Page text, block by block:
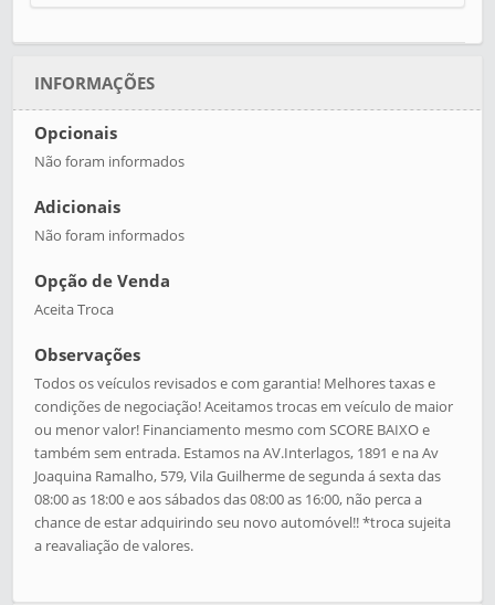
INFORMAÇÕES
Opcionais
Não foram informados
Adicionais
Não foram informados
Opção de Venda
Aceita Troca
Observações
Todos os veículos revisados e com garantia! Melhores taxas e
condições de negociação! Aceitamos trocas em veículo de maior
ou menor valor! Financiamento mesmo com SCORE BAIXO e
também sem entrada. Estamos na AV.Interlagos, 1891 e na Av
Joaquina Ramalho, 579, Vila Guilherme de segunda á sexta das
08:00 as 18:00 e aos sábados das 08:00 as 16:00, não perca a
chance de estar adquirindo seu novo automóvel!! *troca sujeita
a reavaliação de valores.